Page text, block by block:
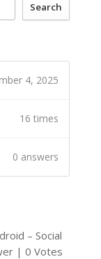
Search
4, 2025
16 times
0 answers
– Social
| 0 Votes